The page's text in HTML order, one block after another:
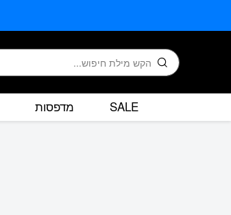
חיפוש
SALE מדפסות